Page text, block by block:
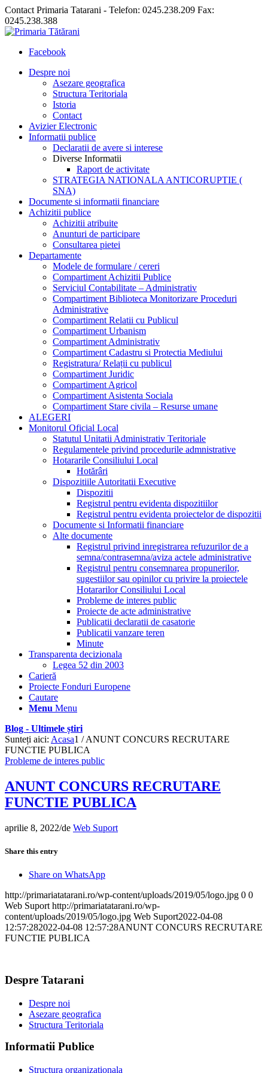
Contact Primaria Tatarani - Telefon: 0245.238.209 Fax:
0245.238.388
Facebook
Despre noi
Asezare geografica
Structura Teritoriala
Istoria
Contact
Avizier Electronic
Informatii publice
Declaratii de avere si interese
Diverse Informatii
Raport de activitate
STRATEGIA NATIONALA ANTICORUPTIE (
SNA)
Documente si informatii financiare
Achizitii publice
Achizitii atribuite
Anunturi de participare
Consultarea pietei
Departamente
Modele de formulare / cereri
Compartiment Achizitii Publice
Serviciul Contabilitate – Administrativ
Compartiment Biblioteca Monitorizare Proceduri
Administrative
Compartiment Relatii cu Publicul
Compartiment Urbanism
Compartiment Administrativ
Compartiment Cadastru si Protectia Mediului
Registratura/ Relații cu publicul
Compartiment Juridic
Compartiment Agricol
Compartiment Asistenta Sociala
Compartiment Stare civila – Resurse umane
ALEGERI
Monitorul Oficial Local
Statutul Unitatii Administrativ Teritoriale
Regulamentele privind procedurile admnistrative
Hotararile Consiliului Local
Hotărâri
Dispozitiile Autoritatii Executive
Dispozitii
Registrul pentru evidenta dispozitiilor
Registrul pentru evidenta proiectelor de dispozitii
Documente si Informatii financiare
Alte documente
Registrul privind inregistrarea refuzurilor de a
semna/contrasemna/aviza actele administrative
Registrul pentru consemnarea propunerilor,
sugestiilor sau opinilor cu privire la proiectele
Hotararilor Consiliului Local
Probleme de interes public
Proiecte de acte administrative
Publicatii declaratii de casatorie
Publicatii vanzare teren
Minute
Transparenta decizionala
Legea 52 din 2003
Carieră
Proiecte Fonduri Europene
Cautare
Menu Menu
Blog - Ultimele știri
Sunteți aici: Acasa1 / ANUNT CONCURS RECRUTARE
FUNCTIE PUBLICA
Probleme de interes public
ANUNT CONCURS RECRUTARE
FUNCTIE PUBLICA
aprilie 8, 2022/de Web Suport
Share this entry
Share on WhatsApp
http://primariatatarani.ro/wp-content/uploads/2019/05/logo.jpg 0 0
Web Suport http://primariatatarani.ro/wp-
content/uploads/2019/05/logo.jpg Web Suport2022-04-08
12:57:282022-04-08 12:57:28ANUNT CONCURS RECRUTARE
FUNCTIE PUBLICA
Despre Tatarani
Despre noi
Asezare geografica
Structura Teritoriala
Informatii Publice
Structura organizationala